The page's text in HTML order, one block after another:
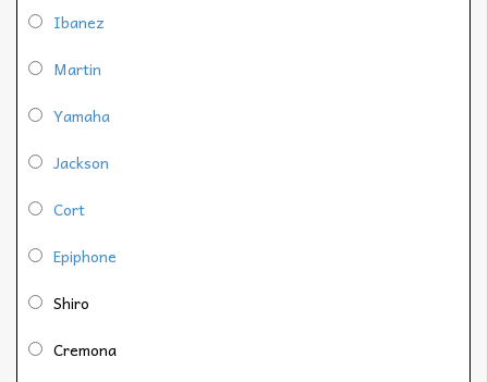
Ibanez
Martin
Yamaha
Jackson
Cort
Epiphone
Shiro
Cremona